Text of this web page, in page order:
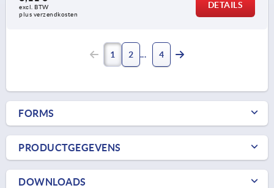
excl. BTW
plus verzendkosten
DETAILS
1 2 4
FORMS
PRODUCTGEGEVENS
DOWNLOADS